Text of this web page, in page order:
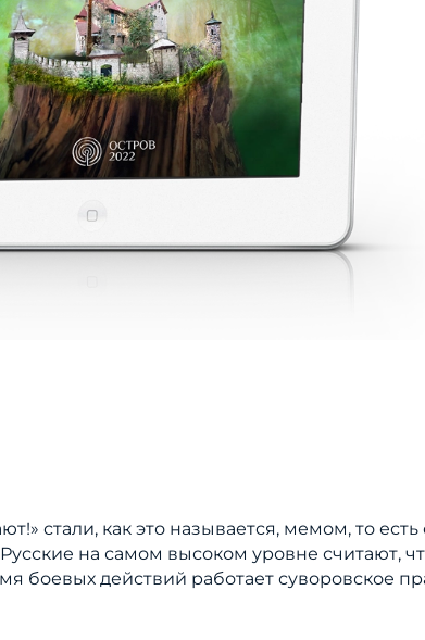
стали, как это называется, мемом, то
на самом высоком уровне считают,
боевых действий работает суворовское